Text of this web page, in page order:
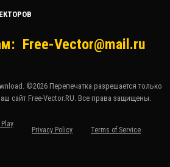
Free-Vector@mail.ru
©2026 Перепечатка разрешается только
сайт Free-Vector.RU. Все права защищены.
Privacy Policy Terms of Service